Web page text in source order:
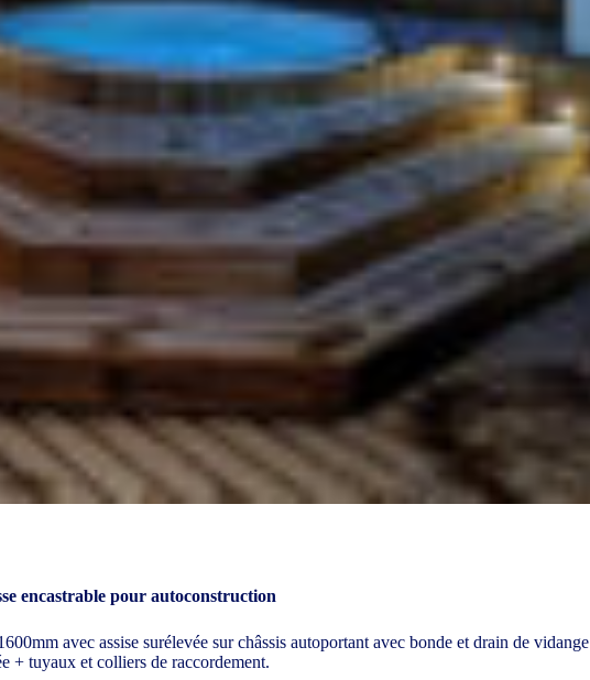
encastrable pour autoconstruction
avec assise surélevée sur châssis autoportant avec bonde et drain de vidange
+ tuyaux et colliers de raccordement.